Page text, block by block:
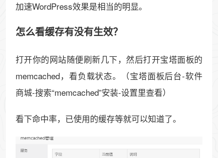
加速WordPress效果是相当的明显。
怎么看缓存有没有生效？
打开你的网站随便刷新几下，然后打开宝塔面板的
memcached，看负载状态。（宝塔面板后台-软件
商城-搜索“memcached”安装-设置里查看）
看下命中率，已使用的缓存等就可以知道了。